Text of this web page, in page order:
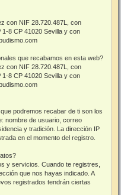
con NIF 28.720.487L, con
8 CP 41020 Sevilla y con
que recabamos en esta web?
con NIF 28.720.487L, con
8 CP 41020 Sevilla y con
podremos recabar de ti son los
nombre de usuario, correo
y tradición. La dirección IP
en el momento del registro.
y servicios. Cuando te registres,
que nos hayas indicado. A
registrados tendrán ciertas